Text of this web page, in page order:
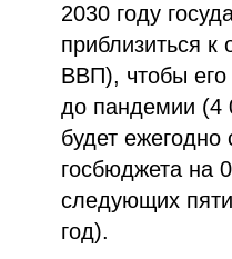
2030 году
приблизиться к
ВВП), чтобы его
до пандемии (4
будет
госбюджета на
следующих
год).